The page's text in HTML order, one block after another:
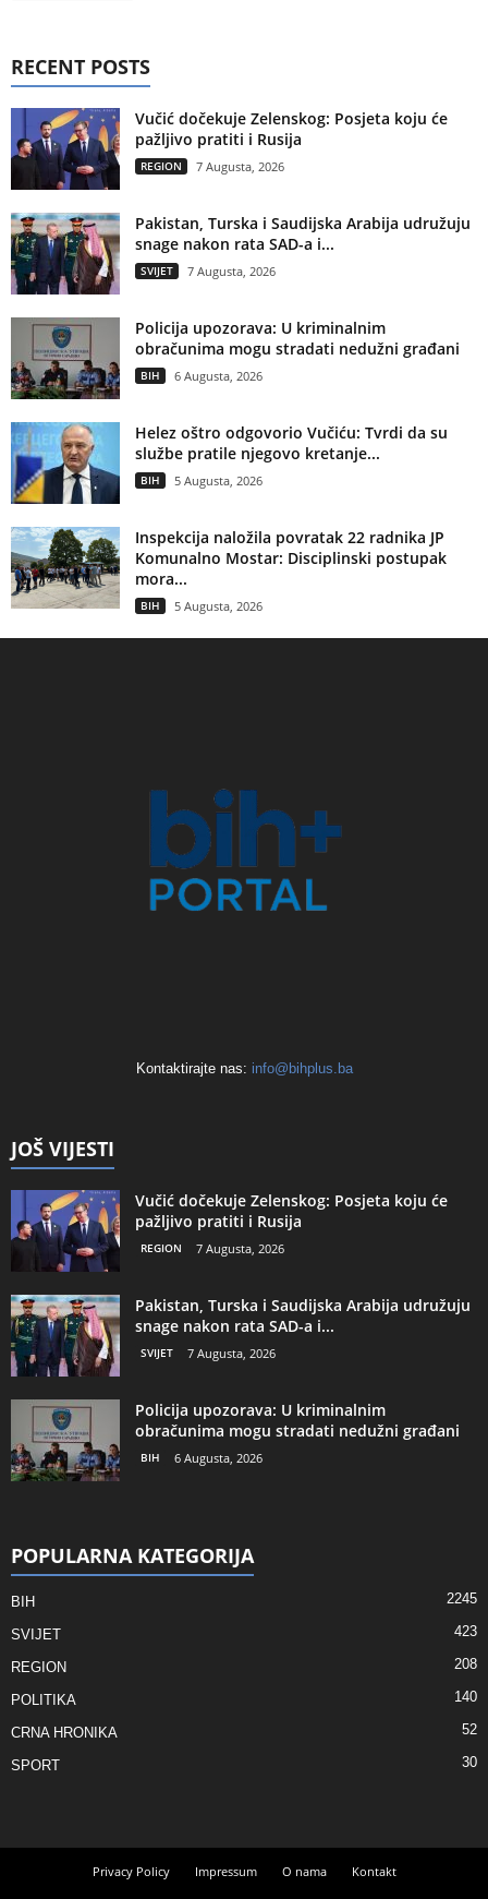
RECENT POSTS
Vučić dočekuje Zelenskog: Posjeta koju će
pažljivo pratiti i Rusija
REGION 7 Augusta, 2026
Pakistan, Turska i Saudijska Arabija udružuju
snage nakon rata SAD-a i...
SVIJET 7 Augusta, 2026
Policija upozorava: U kriminalnim
obračunima mogu stradati nedužni građani
BIH 6 Augusta, 2026
Helez oštro odgovorio Vučiću: Tvrdi da su
službe pratile njegovo kretanje...
BIH 5 Augusta, 2026
Inspekcija naložila povratak 22 radnika JP
Komunalno Mostar: Disciplinski postupak
mora...
BIH 5 Augusta, 2026
Kontaktirajte nas: info@bihplus.ba
JOŠ VIJESTI
Vučić dočekuje Zelenskog: Posjeta koju će
pažljivo pratiti i Rusija
REGION 7 Augusta, 2026
Pakistan, Turska i Saudijska Arabija udružuju
snage nakon rata SAD-a i...
SVIJET 7 Augusta, 2026
Policija upozorava: U kriminalnim
obračunima mogu stradati nedužni građani
BIH 6 Augusta, 2026
POPULARNA KATEGORIJA
BIH 2245
SVIJET 423
REGION 208
POLITIKA 140
CRNA HRONIKA 52
SPORT 30
Privacy Policy Impressum O nama
Kontakt